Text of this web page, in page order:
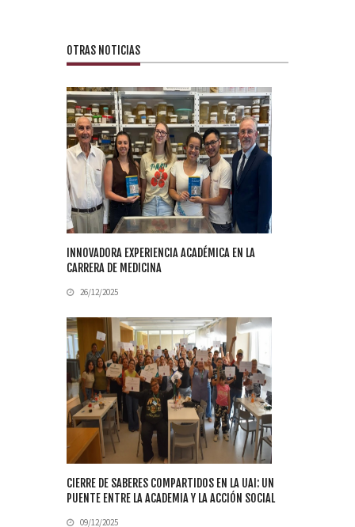
OTRAS NOTICIAS
INNOVADORA EXPERIENCIA ACADÉMICA EN LA
CARRERA DE MEDICINA
26/12/2025
CIERRE DE SABERES COMPARTIDOS EN LA UAI: UN
PUENTE ENTRE LA ACADEMIA Y LA ACCIÓN SOCIAL
09/12/2025